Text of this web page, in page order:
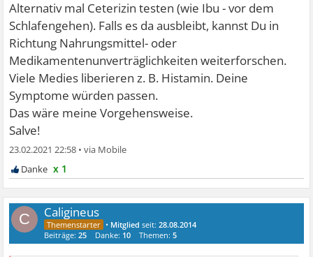
Alternativ mal Ceterizin testen (wie Ibu - vor dem
Schlafengehen). Falls es da ausbleibt, kannst Du in
Richtung Nahrungsmittel- oder
Medikamentenunverträglichkeiten weiterforschen.
Viele Medies liberieren z. B. Histamin. Deine
Symptome würden passen.
Das wäre meine Vorgehensweise.
Salve!
23.02.2021 22:58 •
x 1
C Caligineus
• Mitglied seit:28.08.2014
Beiträge:25 Danke: 10 Themen:5